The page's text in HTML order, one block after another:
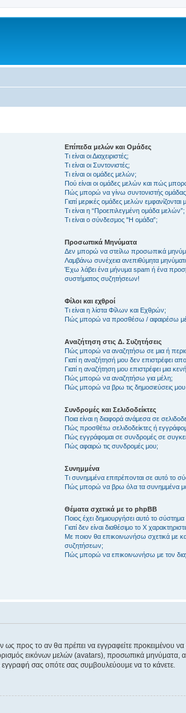
Επίπεδα μελών και Ομάδες
Τι είναι οι Διαχειριστές;
Τι είναι οι Συντονιστές;
Τι είναι οι ομάδες μελών;
Πού είναι οι ομάδες μελών και πώς
Πώς μπορώ να γίνω συντονιστής
Γιατί μερικές ομάδες μελών
Τι είναι η “Προεπιλεγμένη ομάδα μελών”;
Τι είναι ο σύνδεσμος "Η ομάδα”;
Προσωπικά Μηνύματα
Δεν μπορώ να στείλω προσωπικά
Λαμβάνω συνέχεια ανεπιθύμητα
Έχω λάβει ένα μήνυμα spam ή ένα
συστήματος συζητήσεων!
Φίλοι και εχθροί
Τι είναι η λίστα Φίλων και Εχθρών;
Πώς μπορώ να προσθέσω / αφαιρέσω
Αναζήτηση στις Δ. Συζητήσεις
Πώς μπορώ να αναζητήσω σε μια ή
Γιατί η αναζήτησή μου δεν επιστρέφει
Γιατί η αναζήτηση μου επιστρέφει μια
Πώς μπορώ να αναζητήσω για μέλη;
Πώς μπορώ να βρω τις δημοσιεύσεις μου
Συνδρομές και Σελιδοδείκτες
Ποια είναι η διαφορά ανάμεσα σε
Πώς προσθέτω σελιδοδείκτες ή
Πώς εγγράφομαι σε συνδρομές σε
Πώς αφαιρώ τις συνδρομές μου;
Συνημμένα
Τι συνημμένα επιτρέπονται σε αυτό το
Πώς μπορώ να βρω όλα τα συνημμένα
Θέματα σχετικά με το phpBB
Ποιος έχει δημιουργήσει αυτό το
Γιατί δεν είναι διαθέσιμο το Χ
Με ποιον θα επικοινωνήσω σχετικά με
συζητήσεων;
Πώς μπορώ να επικοινωνήσω με τον
ως προς το αν θα πρέπει να εγγραφείτε
εικόνων μελών (avatars), προσωπικά
σας οπότε σας συμβουλεύουμε να το κάνετε.